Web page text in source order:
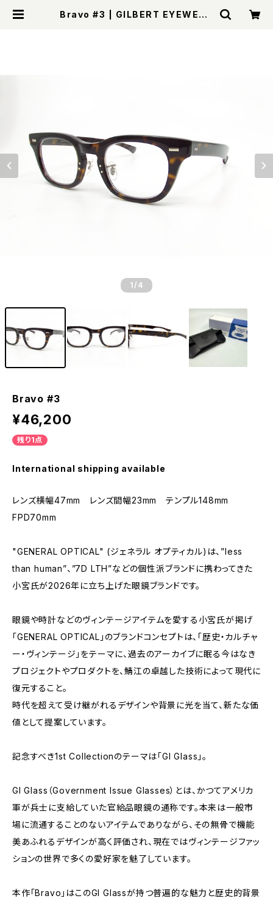
Bravo #3 | GILBERT EYEWEAR
1 /4
Bravo #3
¥46,200
残り1点
International shipping available
レンズ横幅47mm レンズ間幅23mm テンプル148mm
FPD70mm
"GENERAL OPTICAL" (ジェネラル オプティカル)は、”less
than human”、”7D LTH”などの個性派ブランドに携わってきた
小宮氏が2026年に立ち上げた眼鏡ブランドです。
眼鏡や時計などのヴィンテージアイテムを愛する小宮氏が掲げ
「GENERAL OPTICAL」のブランドコンセプトは、「歴史・カルチャ
ー・ヴィンテージ」をテーマに、過去のアーカイブに眠る今はなき
プロジェクトやプロダクトを、鯖江の卓越した技術によって現代に
復元すること。
時代を超えて受け継がれるデザインや背景に光を当て、新たな価
値として提案しています。
記念すべき1st Collectionのテーマは「GI Glass」。
GI Glass（Government Issue Glasses）とは、かつてアメリカ
軍が兵士に支給していた官給品眼鏡の通称です。本来は一般市
場に流通することのないアイテムでありながら、その無骨で機能
美あふれるデザインが高く評価され、現在ではヴィンテージファッ
ションの世界で多くの愛好家を魅了しています。
本作「Bravo」はこのGI Glassが持つ普遍的な魅力と歴史的背景